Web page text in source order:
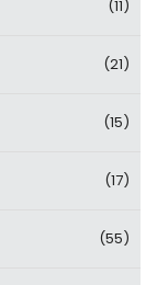
(11)
(21)
(15)
(17)
(55)